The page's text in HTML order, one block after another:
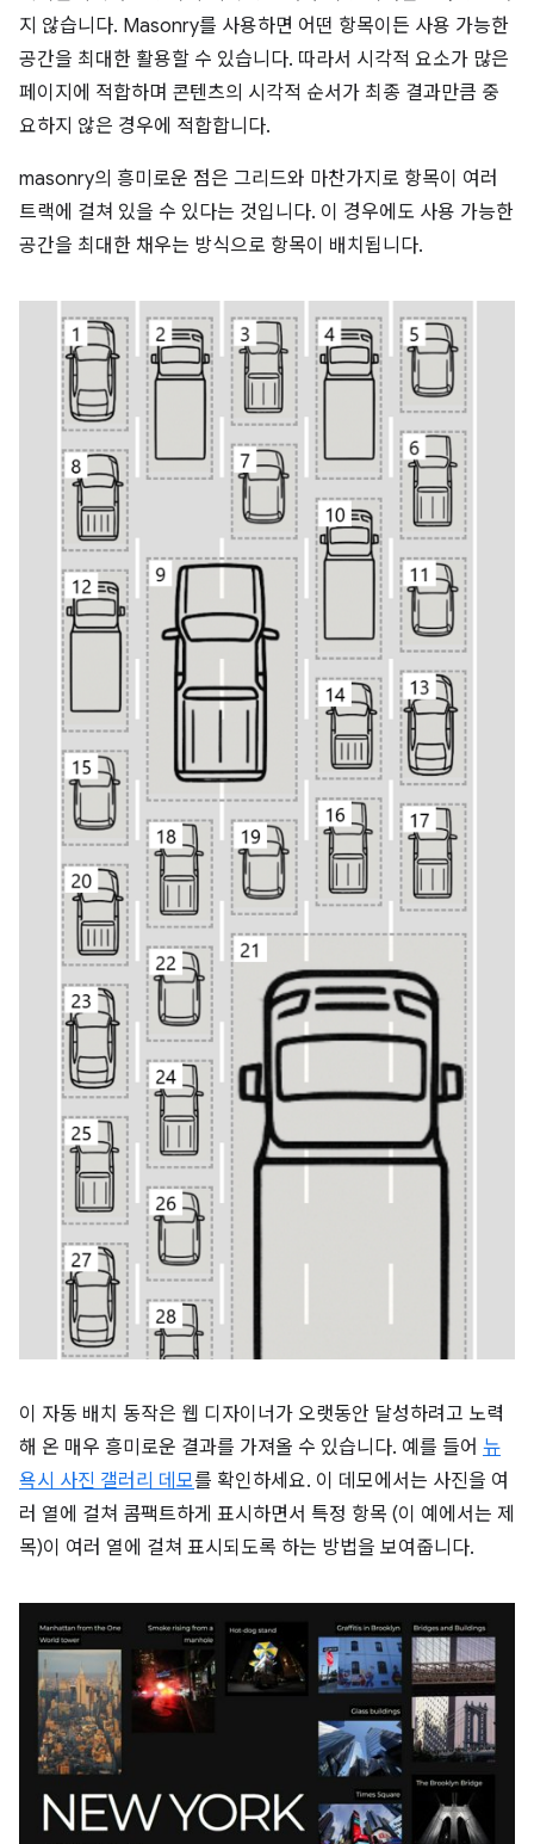
지 않습니다. Masonry를 사용하면 어떤 항목이든 사용 가능한
공간을 최대한 활용할 수 있습니다. 따라서 시각적 요소가 많은
페이지에 적합하며 콘텐츠의 시각적 순서가 최종 결과만큼 중
요하지 않은 경우에 적합합니다.
masonry의 흥미로운 점은 그리드와 마찬가지로 항목이 여러
트랙에 걸쳐 있을 수 있다는 것입니다. 이 경우에도 사용 가능한
공간을 최대한 채우는 방식으로 항목이 배치됩니다.
이 자동 배치 동작은 웹 디자이너가 오랫동안 달성하려고 노력
해 온 매우 흥미로운 결과를 가져올 수 있습니다. 예를 들어 뉴
욕시 사진 갤러리 데모를 확인하세요. 이 데모에서는 사진을 여
러 열에 걸쳐 콤팩트하게 표시하면서 특정 항목 (이 예에서는 제
목)이 여러 열에 걸쳐 표시되도록 하는 방법을 보여줍니다.